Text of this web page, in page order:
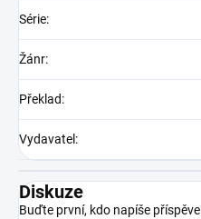
Série:
Žánr:
Překlad:
Vydavatel :
Diskuze
Buďte první, kdo napíše